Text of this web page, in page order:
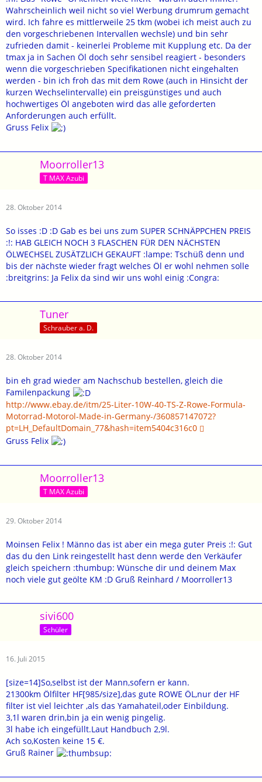
Wahrscheinlich weil nicht so viel Werbung drumrum gemacht
wird. Ich fahre es mittlerweile 25 tkm (wobei ich meist auch zu
den vorgeschriebenen Intervallen wechsle) und bin sehr
zufrieden damit - keinerlei Probleme mit Kupplung etc. Da der
tmax ja in Sachen Öl doch sehr sensibel reagiert - besonders
wenn die vorgeschrieben Specifikationen nicht eingehalten
werden - bin ich froh das mit dem Rowe (auch in Hinsicht der
kurzen Wechselintervalle) ein preisgünstiges und auch
hochwertiges Öl angeboten wird das alle geforderten
Anforderungen auch erfüllt.
Gruss Felix
Moorroller13
T MAX Azubi
28. Oktober 2014
So isses :D :D Gab es bei uns zum SUPER SCHNÄPPCHEN PREIS
:!: HAB GLEICH NOCH 3 FLASCHEN FÜR DEN NÄCHSTEN
ÖLWECHSEL ZUSÄTZLICH GEKAUFT :lampe: Tschüß denn und
bis der nächste wieder fragt welches Öl er wohl nehmen solle
:breitgrins: Ja Felix da sind wir uns wohl einig :Congra:
Tuner
Schrauber a. D.
28. Oktober 2014
bin eh grad wieder am Nachschub bestellen, gleich die
Familenpackung
http://www.ebay.de/itm/25-Liter-10W-40-TS-Z-Rowe-Formula-
Motorrad-Motorol-Made-in-Germany-/360857147072?
pt=LH_DefaultDomain_77&hash=item5404c316c0
Gruss Felix
Moorroller13
T MAX Azubi
29. Oktober 2014
Moinsen Felix ! Männo das ist aber ein mega guter Preis :!: Gut
das du den Link reingestellt hast denn werde den Verkäufer
gleich speichern :thumbup: Wünsche dir und deinem Max
noch viele gut geölte KM :D Gruß Reinhard / Moorroller13
sivi600
Schüler
16. Juli 2015
[size=14]So,selbst ist der Mann,sofern er kann.
21300km Ölfilter HF[985/size],das gute ROWE ÖL,nur der HF
filter ist viel leichter ,als das Yamahateil,oder Einbildung.
3,1l waren drin,bin ja ein wenig pingelig.
3l habe ich eingefüllt.Laut Handbuch 2,9l.
Ach so,Kosten keine 15 €.
Gruß Rainer